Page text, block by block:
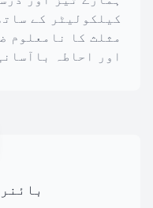
کیلکولیٹر کے
مثلث کا نامعلوم
اور احاطہ